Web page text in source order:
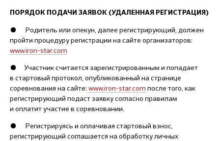
ПОРЯДОК ПОДАЧИ ЗАЯВОК (УДАЛЕННАЯ РЕГИСТРАЦИЯ)
● Родитель или опекун, далее регистрирующий, должен
пройти процедуру регистрации на сайте организаторов:
www.iron-star.com
● Участник считается зарегистрированным и попадает
в стартовый протокол, опубликованный на странице
соревнования на сайте: www.iron-star.com после того, как
регистрирующий подаст заявку согласно правилам
и оплатит участие в соревновании.
● Регистрируясь и оплачивая стартовый взнос,
регистрирующий соглашается на обработку личных